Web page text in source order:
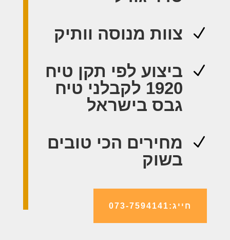
N צוות מנוסה וותיק
N
ביצוע לפי תקן טיח
1920 לקבלני טיח
גבס בישראל
N
מחירים הכי טובים
בשוק
חייג:073-7594141